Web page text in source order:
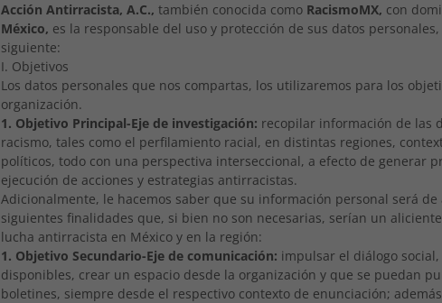
Acción Antirracista, A.C.,también conocida como RacismoMX, con
México, es la responsable del uso y protección de sus datos
siguiente:
I. Objetivos
Los datos personales que nos compartas, los utilizaremos para los
organización.
1. Objetivo Principal-Eje de investigación: recopilar información de las
racismo, tales como el perfilamiento racial, en distintas regiones,
políticos, todo con una perspectiva interseccional, a efecto de generar
ejecución de acciones y estrategias antirracistas.
Adicionalmente, le hacemos saber que su información personal será
siguientes finalidades que, si bien no son necesarias, serían un
lucha antirracista en México y en la región:
1. Objetivo Secundario-Eje de comunicación: impulsar el diálogo
disponibles, crear un espacio desde la organización y que se puedan
boletines, siempre desde el respectivo contexto de enunciación;